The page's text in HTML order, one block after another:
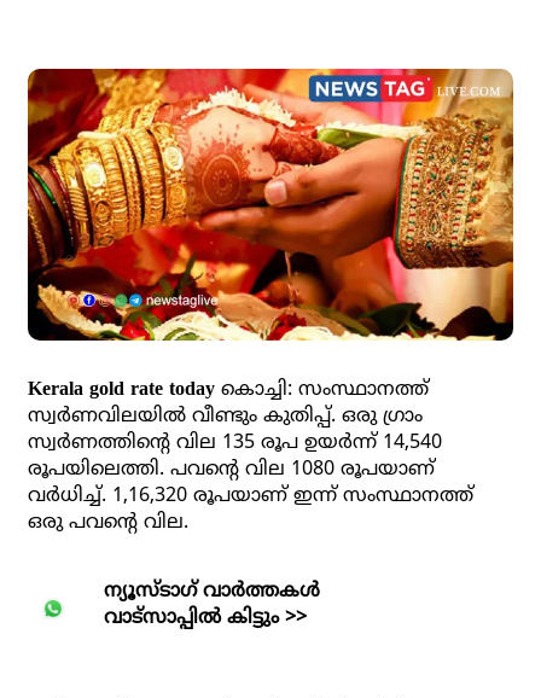
Kerala gold rate today കൊച്ചി: സംസ്ഥാനത്ത്
സ്വര്‍ണവിലയില്‍ വീണ്ടും കുതിപ്പ്. ഒരു ഗ്രാം
സ്വര്‍ണത്തിന്റെ വില 135 രൂപ ഉയര്‍ന്ന് 14,540
രൂപയിലെത്തി. പവന്റെ വില 1080 രൂപയാണ്
വര്‍ധിച്ച്. 1,16,320 രൂപയാണ് ഇന്ന് സംസ്ഥാനത്ത്
ഒരു പവന്റെ വില.
ന്യൂസ്ടാഗ് വാര്‍ത്തകള്‍
വാട്‌സാപ്പില്‍ കിട്ടും >>